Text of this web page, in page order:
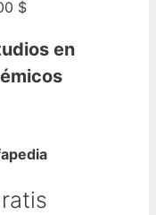
$
en